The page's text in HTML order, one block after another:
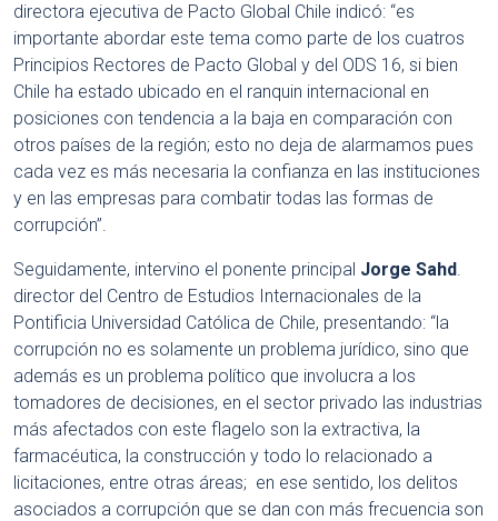
directora ejecutiva de Pacto Global Chile indicó: “es
importante abordar este tema como parte de los cuatros
Principios Rectores de Pacto Global y del ODS 16, si bien
Chile ha estado ubicado en el ranquin internacional en
posiciones con tendencia a la baja en comparación con
otros países de la región; esto no deja de alarmamos pues
cada vez es más necesaria la confianza en las instituciones
y en las empresas para combatir todas las formas de
corrupción”.
Seguidamente, intervino el ponente principal Jorge Sahd.
director del Centro de Estudios Internacionales de la
Pontificia Universidad Católica de Chile, presentando: “la
corrupción no es solamente un problema jurídico, sino que
además es un problema político que involucra a los
tomadores de decisiones, en el sector privado las industrias
más afectados con este flagelo son la extractiva, la
farmacéutica, la construcción y todo lo relacionado a
licitaciones, entre otras áreas; en ese sentido, los delitos
asociados a corrupción que se dan con más frecuencia son